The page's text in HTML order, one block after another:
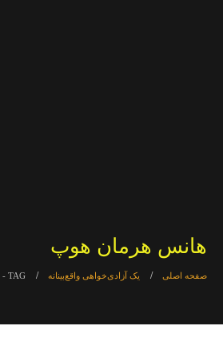
هانس هرمان هوپ
صفحه اصلی یک آزادی‌خواهی واقع‌بینانه TAG -